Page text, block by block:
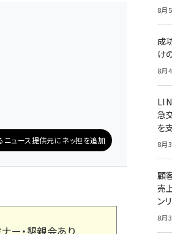
ニュース提供元にネッ担を追加
8月
成
け
8月
急
を
8月
顧
売
ン
8月